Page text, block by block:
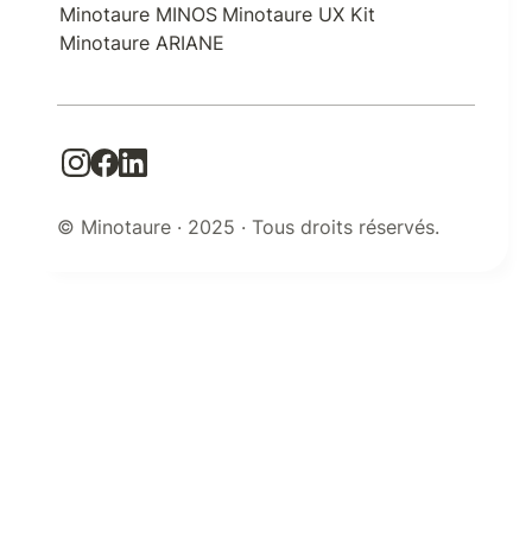
Minotaure MINOS Minotaure UX Kit
Minotaure ARIANE
© Minotaure · 2025 · Tous droits réservés.